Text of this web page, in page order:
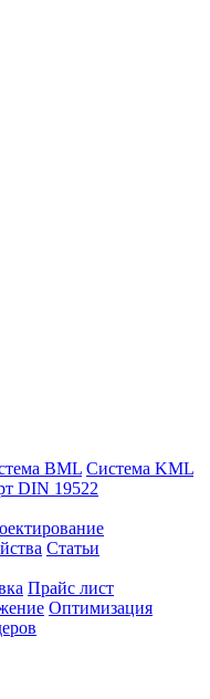
BML Система KML
DIN 19522
Статьи
Прайс лист
Оптимизация